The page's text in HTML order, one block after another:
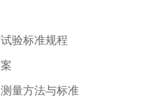
验标准规程
量方法与标准